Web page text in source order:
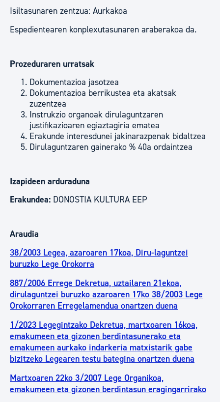
Isiltasunaren zentzua: Aurkakoa
Espedientearen konplexutasunaren araberakoa da.
Prozeduraren urratsak
Dokumentazioa jasotzea
Dokumentazioa berrikustea eta akatsak
zuzentzea
Instrukzio organoak dirulaguntzaren
justifikazioaren egiaztagiria ematea
Erakunde interesdunei jakinarazpenak bidaltzea
Dirulaguntzaren gainerako % 40a ordaintzea
Izapideen arduraduna
Erakundea: DONOSTIA KULTURA EEP
Araudia
38/2003 Legea, azaroaren 17koa, Diru-laguntzei
buruzko Lege Orokorra
887/2006 Errege Dekretua, uztailaren 21ekoa,
dirulaguntzei buruzko azaroaren 17ko 38/2003 Lege
Orokorraren Erregelamendua onartzen duena
1/2023 Legegintzako Dekretua, martxoaren 16koa,
emakumeen eta gizonen berdintasunerako eta
emakumeen aurkako indarkeria matxistarik gabe
bizitzeko Legearen testu bategina onartzen duena
Martxoaren 22ko 3/2007 Lege Organikoa,
emakumeen eta gizonen berdintasun eragingarrirako